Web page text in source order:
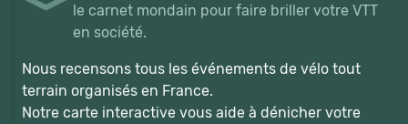
le carnet mondain pour faire briller votre VTT
en société.
Nous recensons tous les événements de vélo tout
terrain organisés en France.
Notre carte interactive vous aide à dénicher votre